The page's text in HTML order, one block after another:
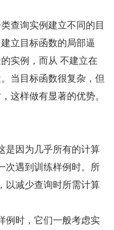
查询实例建立不同的目
立目标函数的局部逼
实例，而从 不建立在
当目标函数很复杂，但
这样做有显著的优势。
是因为几乎所有的计算
次遇到训练样例时。所
以减少查询时所需计算
例时，它们一般考虑实